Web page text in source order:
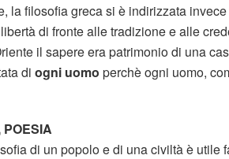
la filosofia greca si è indirizzata
di fronte alle tradizione e alle
il sapere era patrimonio di una
di ogni uomo perchè ogni uomo,
di un popolo e di una civiltà è utile